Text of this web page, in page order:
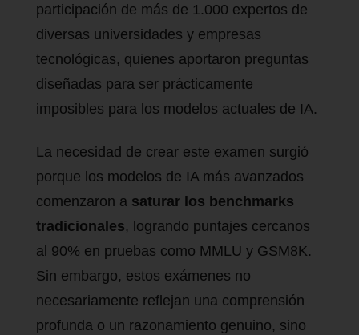
participación de más de 1.000 expertos de
diversas universidades y empresas
tecnológicas, quienes aportaron preguntas
diseñadas para ser prácticamente
imposibles para los modelos actuales de IA.
La necesidad de crear este examen surgió
porque los modelos de IA más avanzados
comenzaron a saturar los benchmarks
tradicionales, logrando puntajes cercanos
al 90% en pruebas como MMLU y GSM8K.
Sin embargo, estos exámenes no
necesariamente reflejan una comprensión
profunda o un razonamiento genuino, sino